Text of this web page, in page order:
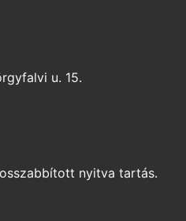
u. 15.
nyitva tartás.